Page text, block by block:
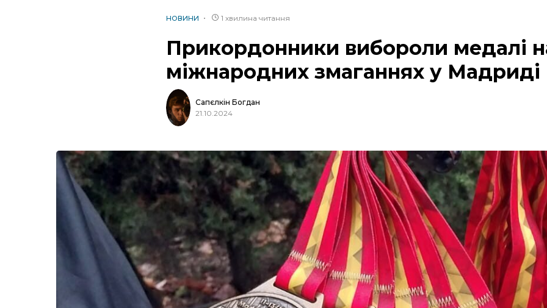
НОВИНИ 1 хвилина читання
Прикордонники вибороли медалі
міжнародних змаганнях у Мадриді
Сапєлкін Богдан
21.10.2024